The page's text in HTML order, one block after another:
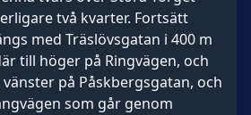
två kvarter. Fortsätt
med Träslövsgatan i 400 m
till höger på Ringvägen, och
på Påskbergsgatan, och
som går genom